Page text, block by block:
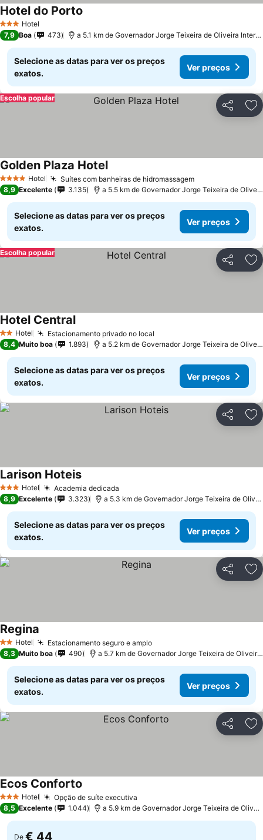
3 EstrelasHotel
Hotel do Porto
7,9 Boa 473 a 5.1 km de Governador Jorge Teixeira de Oliveira
Selecione as datas para ver os preços
exatos.
Ver preços
Partilhar
Escolha popular
4 EstrelasHotel Suítes com banheiras de hidromassagemVer preços
Golden Plaza HotelVer preços
8,9 Excelente 3.135 a 5.5 km de Governador Jorge Teixeira de
Selecione as datas para ver os preços
exatos.
Ver preços
Partilhar
Escolha popular
2 Estrelas
Hotel Estacionamento privado no local
Hotel CentralVer preços
8,4 Muito boa 1.893 a 5.2 km de Governador Jorge Teixeira de
Selecione as datas para ver os preços
exatos.
Ver preços
Partilhar
3 EstrelasHotel Academia dedicada
Larison HoteisVer preços
8,9 Excelente 3.323 a 5.3 km de Governador Jorge Teixeira de
Selecione as datas para ver os preços
exatos.
Ver preços
Partilhar
2 Estrelas
Hotel Estacionamento seguro e amploVer preços
Regina
8,3 Muito boa 490 a 5.7 km de Governador Jorge Teixeira de
Selecione as datas para ver os preços
exatos.
Ver preços
Partilhar
3 EstrelasHotel Opção de suíte executiva
Ecos Conforto
8,5 Excelente 1.044 a 5.9 km de Governador Jorge Teixeira de
De € 44